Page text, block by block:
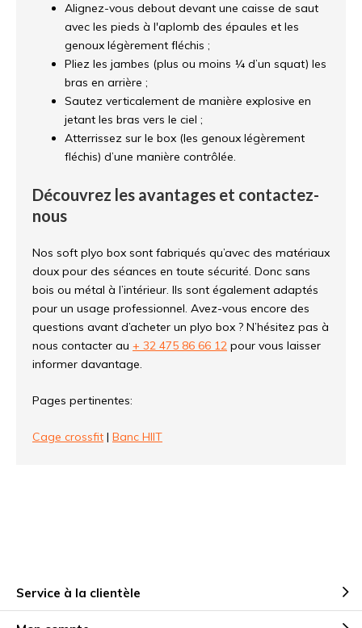
Alignez-vous debout devant une caisse de saut
avec les pieds à l'aplomb des épaules et les
genoux légèrement fléchis ;
Pliez les jambes (plus ou moins ¼ d’un squat) les
bras en arrière ;
Sautez verticalement de manière explosive en
jetant les bras vers le ciel ;
Atterrissez sur le box (les genoux légèrement
fléchis) d’une manière contrôlée.
Découvrez les avantages et contactez-
nous
Nos soft plyo box sont fabriqués qu’avec des matériaux
doux pour des séances en toute sécurité. Donc sans
bois ou métal à l’intérieur. Ils sont également adaptés
pour un usage professionnel. Avez-vous encore des
questions avant d’acheter un plyo box ? N’hésitez pas à
nous contacter au + 32 475 86 66 12 pour vous laisser
informer davantage.
Pages pertinentes:
Cage crossfit | Banc HIIT
Service à la clientèle